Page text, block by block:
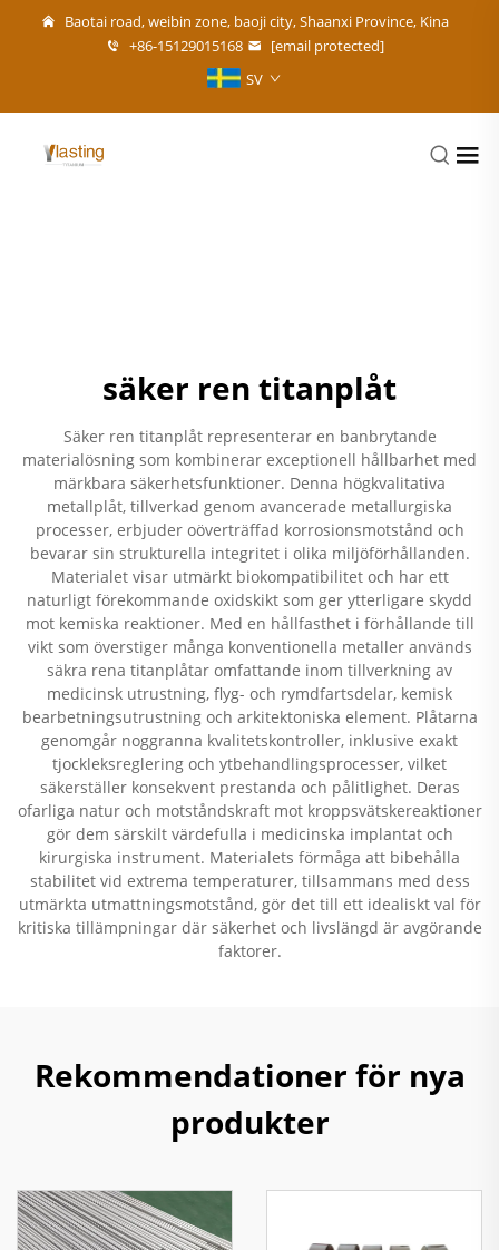
Baotai road, weibin zone, baoji city, Shaanxi Province, Kina
+86-15129015168
[email protected]
SV
säker ren titanplåt
Säker ren titanplåt representerar en banbrytande
materialösning som kombinerar exceptionell hållbarhet med
märkbara säkerhetsfunktioner. Denna högkvalitativa
metallplåt, tillverkad genom avancerade metallurgiska
processer, erbjuder oöverträffad korrosionsmotstånd och
bevarar sin strukturella integritet i olika miljöförhållanden.
Materialet visar utmärkt biokompatibilitet och har ett
naturligt förekommande oxidskikt som ger ytterligare skydd
mot kemiska reaktioner. Med en hållfasthet i förhållande till
vikt som överstiger många konventionella metaller används
säkra rena titanplåtar omfattande inom tillverkning av
medicinsk utrustning, flyg- och rymdfartsdelar, kemisk
bearbetningsutrustning och arkitektoniska element. Plåtarna
genomgår noggranna kvalitetskontroller, inklusive exakt
tjockleksreglering och ytbehandlingsprocesser, vilket
säkerställer konsekvent prestanda och pålitlighet. Deras
ofarliga natur och motståndskraft mot kroppsvätskereaktioner
gör dem särskilt värdefulla i medicinska implantat och
kirurgiska instrument. Materialets förmåga att bibehålla
stabilitet vid extrema temperaturer, tillsammans med dess
utmärkta utmattningsmotstånd, gör det till ett idealiskt val för
kritiska tillämpningar där säkerhet och livslängd är avgörande
faktorer.
Rekommendationer för nya
produkter